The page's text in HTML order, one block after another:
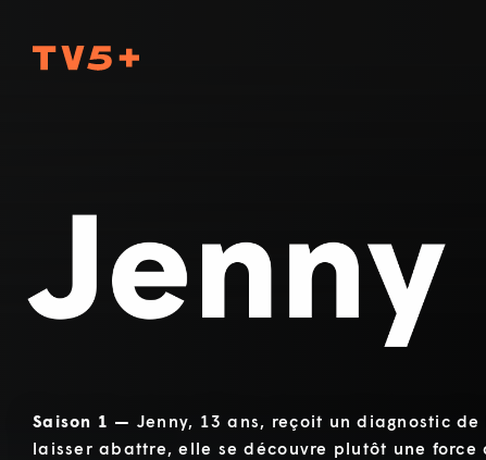
Saison 1 — Jenny, 13 ans, reçoit un diagnostic de
laisser abattre, elle se découvre plutôt une force